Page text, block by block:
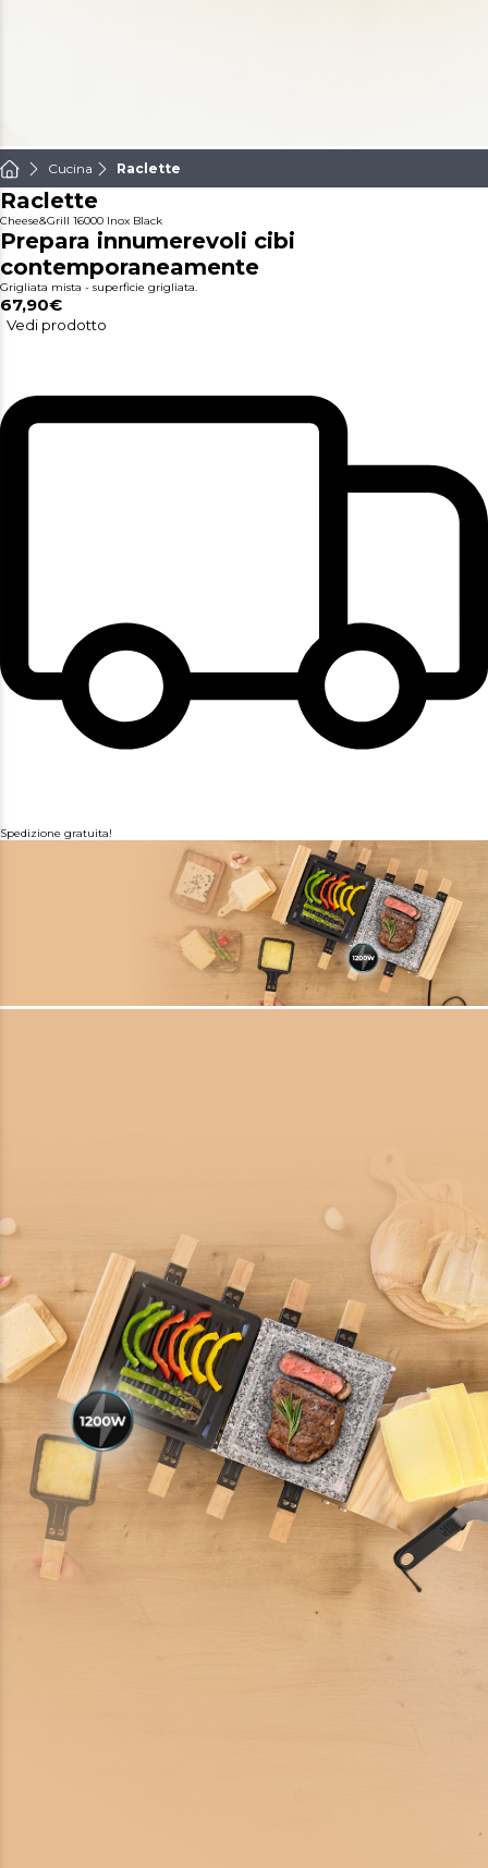
Cucina Raclette
Raclette
Cheese&Grill 16000 Inox Black
Prepara innumerevoli cibi
contemporaneamente
Grigliata mista - superficie grigliata.
67,90€
Vedi prodotto
Spedizione gratuita!